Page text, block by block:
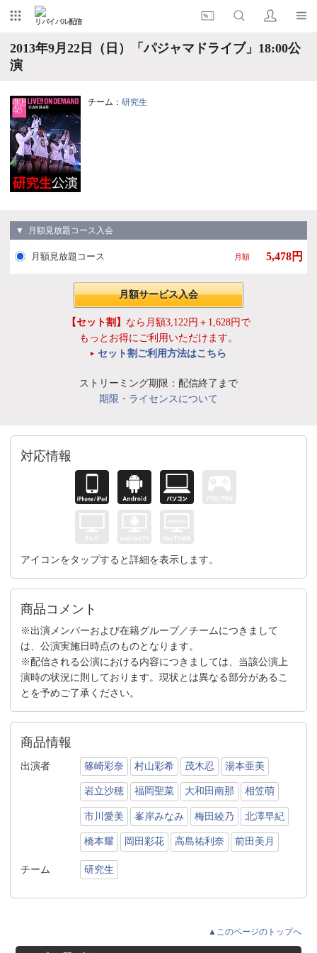
リバイバル配信
2013年9月22日（日）「パジャマドライブ」18:00公
演
チーム： 研究生
▼ 月額見放題コース入会
月額見放題コース 月額 5,478円
月額サービス入会
【セット割】 なら月額3,122円＋1,628円で
もっとお得にご利用いただけます。
セット割ご利用方法はこちら
ストリーミング期限：配信終了まで
期限・ライセンスについて
対応情報
アイコンをタップすると詳細を表示します。
商品コメント
※出演メンバーおよび在籍グループ／チームにつきまして
は、公演実施日時点のものとなります。
※配信される公演における内容につきましては、当該公演上
演時の状況に則しております。現状とは異なる部分があるこ
とを予めご了承ください。
商品情報
出演者 篠崎彩奈 村山彩希 茂木忍 湯本亜美
岩立沙穂 福岡聖菜 大和田南那 相笠萌
市川愛美 峯岸みなみ 梅田綾乃 北澤早紀
橋本耀 岡田彩花 高島祐利奈 前田美月
チーム 研究生
▲このページのトップへ